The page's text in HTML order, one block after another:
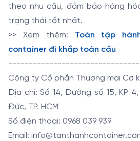
theo nhu cầu, đảm bảo hàng
trạng thái tốt nhất.
>> Xem thêm: Toàn tập
container đi khắp toàn cầu
--------------------------------
Công ty Cổ phần Thương mại Cơ
Địa chỉ: Số 14, Đường số 15, KP 4,
Đức, TP. HCM
Số điện thoại: 0968 039 939
Email: